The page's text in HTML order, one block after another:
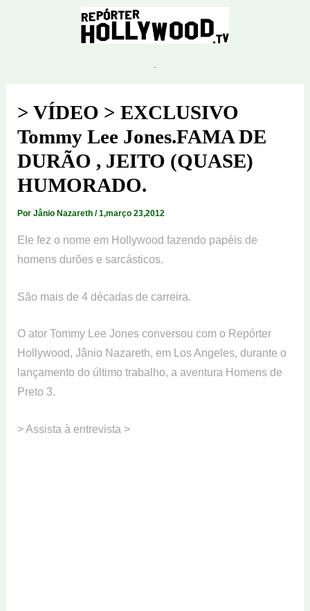
> VÍDEO > EXCLUSIVO
Tommy Lee Jones.FAMA DE
DURÃO , JEITO (QUASE)
HUMORADO.
Por Jânio Nazareth /1,março 23,2012
Ele fez o nome em Hollywood fazendo papéis de
homens durões e sarcásticos.
São mais de 4 décadas de carreira.
O ator Tommy Lee Jones conversou com o Repórter
Hollywood, Jânio Nazareth, em Los Angeles, durante o
lançamento do último trabalho, a aventura Homens de
Preto 3.
> Assista à entrevista >